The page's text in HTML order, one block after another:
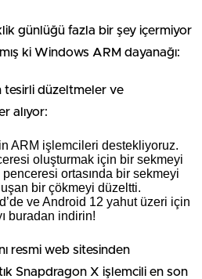
günlüğü fazla bir şey içermiyor
ki Windows ARM dayanağı:
tesirli düzeltmeler ve
alıyor:
ARM işlemcileri destekliyoruz.
oluşturmak için bir sekmeyi
ortasında bir sekmeyi
bir çökmeyi düzeltti.
ve Android 12 yahut üzeri için
buradan indirin!
resmi web sitesinden
Snapdragon X işlemcili en son